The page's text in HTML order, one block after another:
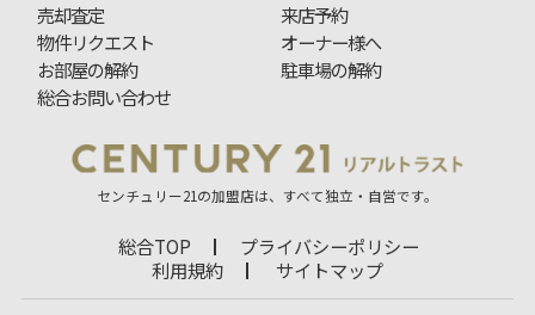
売却査定
来店予約
物件リクエスト
オーナー様へ
お部屋の解約
駐車場の解約
総合お問い合わせ
センチュリー21の加盟店は、すべて独立・自営です。
総合TOP
プライバシーポリシー
利用規約
サイトマップ